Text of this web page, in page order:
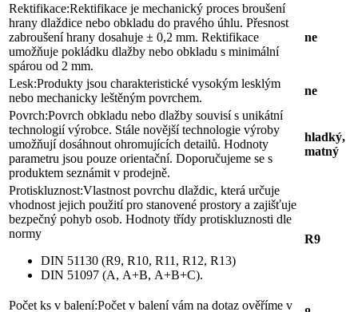
Rektifikace:Rektifikace je mechanický proces broušení
hrany dlaždice nebo obkladu do pravého úhlu. Přesnost
zabroušení hrany dosahuje ± 0,2 mm. Rektifikace
umožňuje pokládku dlažby nebo obkladu s minimální
spárou od 2 mm.
ne
Lesk:Produkty jsou charakteristické vysokým lesklým
nebo mechanicky leštěným povrchem.
ne
Povrch:Povrch obkladu nebo dlažby souvisí s unikátní
technologií výrobce. Stále novější technologie výroby
umožňují dosáhnout ohromujících detailů. Hodnoty
parametru jsou pouze orientační. Doporučujeme se s
produktem seznámit v prodejně.
hladký,
matný
Protiskluznost:Vlastnost povrchu dlaždic, která určuje
vhodnost jejich použití pro stanovené prostory a zajišťuje
bezpečný pohyb osob. Hodnoty třídy protiskluznosti dle
normy
DIN 51130 (R9, R10, R11, R12, R13)
DIN 51097 (A, A+B, A+B+C).
R9
Počet ks v balení:Počet v balení vám na dotaz ověříme v